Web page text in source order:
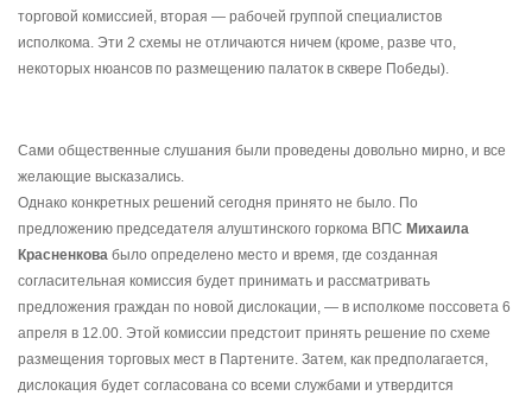
торговой комиссией, вторая — рабочей группой специалистов
исполкома. Эти 2 схемы не отличаются ничем (кроме, разве что,
некоторых нюансов по размещению палаток в сквере Победы).
Сами общественные слушания были проведены довольно мирно, и все
желающие высказались.
Однако конкретных решений сегодня принято не было. По
предложению председателя алуштинского горкома ВПС Михаила
Красненкова было определено место и время, где созданная
согласительная комиссия будет принимать и рассматривать
предложения граждан по новой дислокации, — в исполкоме поссовета 6
апреля в 12.00. Этой комиссии предстоит принять решение по схеме
размещения торговых мест в Партените. Затем, как предполагается,
дислокация будет согласована со всеми службами и утвердится